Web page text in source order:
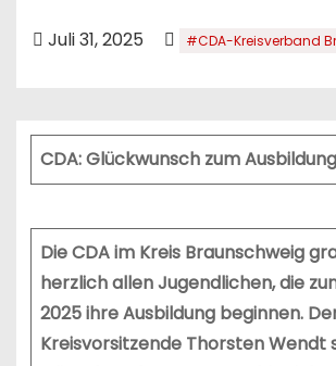
Juli 31, 2025 #CDA-Kreisverband
CDA: Glückwunsch zum
Die CDA im Kreis Braunschweig
herzlich allen Jugendlichen, die
2025 ihre Ausbildung beginnen.
Kreisvorsitzende Thorsten Wendt